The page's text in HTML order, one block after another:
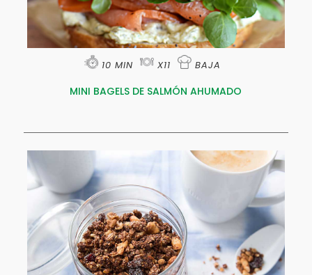
10 MIN X11 BAJA
MINI BAGELS DE SALMÓN AHUMADO